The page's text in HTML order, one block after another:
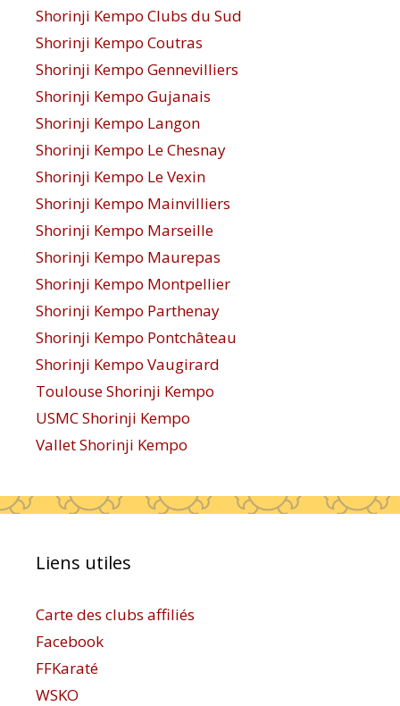
Shorinji Kempo Clubs du Sud
Shorinji Kempo Coutras
Shorinji Kempo Gennevilliers
Shorinji Kempo Gujanais
Shorinji Kempo Langon
Shorinji Kempo Le Chesnay
Shorinji Kempo Le Vexin
Shorinji Kempo Mainvilliers
Shorinji Kempo Marseille
Shorinji Kempo Maurepas
Shorinji Kempo Montpellier
Shorinji Kempo Parthenay
Shorinji Kempo Pontchâteau
Shorinji Kempo Vaugirard
Toulouse Shorinji Kempo
USMC Shorinji Kempo
Vallet Shorinji Kempo
Liens utiles
Carte des clubs affiliés
Facebook
FFKaraté
WSKO